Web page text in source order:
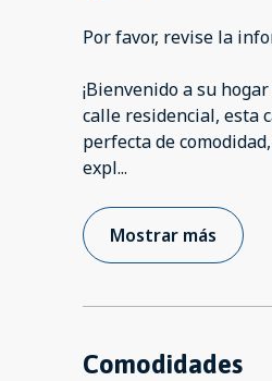
Por favor, revise la
¡Bienvenido a su
calle residencial, esta
perfecta de
expl...
Mostrar más
Comodidades